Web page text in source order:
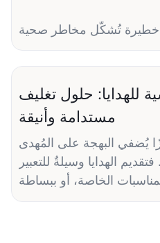
خطيرة تُشكّل مخاطر صحية
أنفسهم، بل وعلى
وسعياً لحماية الأطفال
طبّقت العديد من الدول
ومن أكثر التدابير
عبوات مقاومة للأطفال.
أهمية هذه العبوات وكيف
للهدايا: حلول تغليف
مستدامة وأنيقة
يُضفي البهجة على المُهدى
الهدايا وسيلةٌ للتعبير
الخاصة، أو ببساطة
ومع ذلك، فإنّ طريقة